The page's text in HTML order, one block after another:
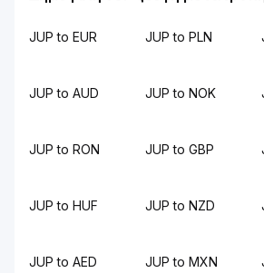
JUP to EUR JUP to PLN
JUP to AUD JUP to NOK
JUP to RON JUP to GBP
JUP to HUF JUP to NZD
JUP to AED JUP to MXN